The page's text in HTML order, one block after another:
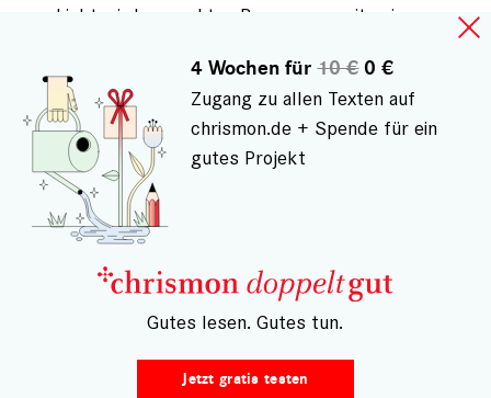
geschickt wird zur echten Begegnung mit seinen
Auch in der Redaktion ist es vielleicht eine Überlegung
wert, ob man sich "Seesorgerfürsprechern" dieser
Art assoziiert werden möchte.
ANMELDEN
, UM KOMMENTARE VERFASSEN ZU
KÖNNEN
4 Wochen für10 €0 €
Zugang zu allen Texten auf
chrismon.de + Spende für ein
gutes Projekt
– Gutes lesen. Gutes tun.
Jetzt gratis testen